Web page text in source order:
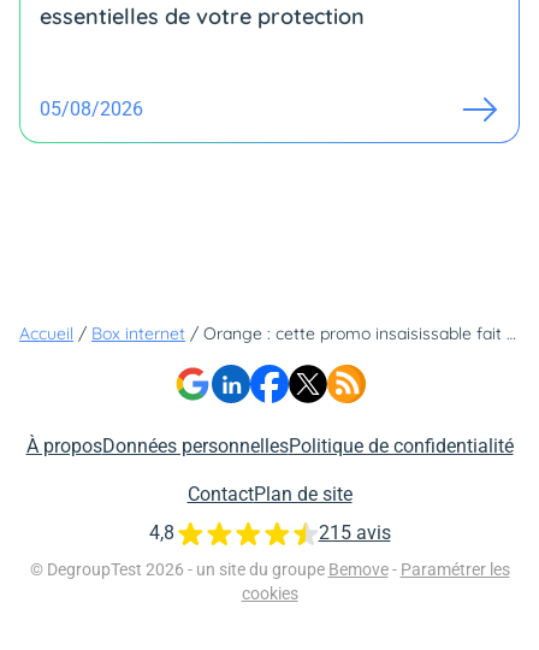
essentielles de votre protection
05/08/2026
Accueil / Box internet / Orange : cette promo insaisissable fait son grand retour _ Ne la ratez pas
À proposDonnées personnellesPolitique de confidentialité
ContactPlan de site
© DegroupTest 2026 - un site du groupe Bemove - Paramétrer les
cookies
4,8 215 avis